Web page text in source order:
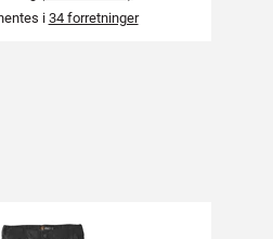
i 34 forretninger